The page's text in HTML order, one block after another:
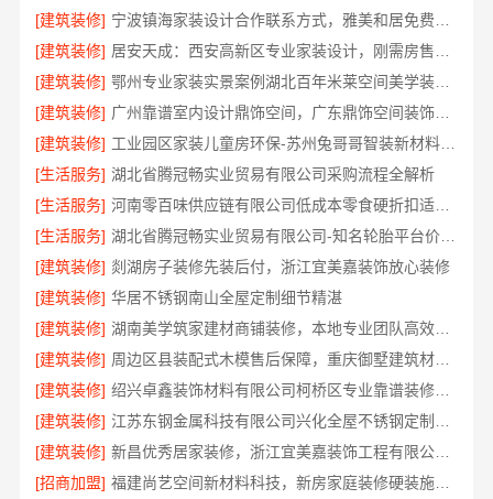
[建筑装修]
[建筑装修]
[建筑装修]
鄂州专业家装实景案例湖北百年米莱空间美学装饰材料有限公司
[建筑装修]
广州靠谱室内设计鼎饰空间，广东鼎饰空间装饰工程有限公司匠心施工
[建筑装修]
工业园区家装儿童房环保-苏州兔哥哥智装新材料有限公司精选
[生活服务] 湖北省腾冠畅实业贸易有限公司采购流程全解析
[生活服务]
河南零百味供应链有限公司低成本零食硬折扣适配全场景
[生活服务]
湖北省腾冠畅实业贸易有限公司-知名轮胎平台价格参考
[建筑装修] 剡湖房子装修先装后付，浙江宜美嘉装饰放心装修
[建筑装修] 华居不锈钢南山全屋定制细节精湛
[建筑装修]
湖南美学筑家建材商铺装修，本地专业团队高效交付
[建筑装修]
周边区县装配式木模售后保障，重庆御墅建筑材料有限公司
[建筑装修]
绍兴卓鑫装饰材料有限公司柯桥区专业靠谱装修自有施工队
[建筑装修]
[建筑装修]
新昌优秀居家装修，浙江宜美嘉装饰工程有限公司匠心打造温馨家
[招商加盟]
福建尚艺空间新材料科技，新房家庭装修硬装施工报价明细